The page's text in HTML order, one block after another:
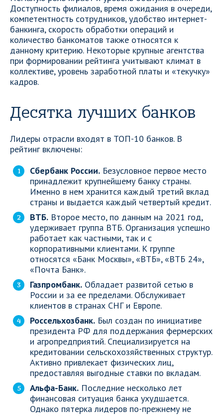
Доступность филиалов, время ожидания в очереди,
компетентность сотрудников, удобство интернет-
банкинга, скорость обработки операций и
количество банкоматов также относятся к
данному критерию. Некоторые крупные агентства
при формировании рейтинга учитывают климат в
коллективе, уровень заработной платы и «текучку»
кадров.
Десятка лучших банков
Лидеры отрасли входят в ТОП-10 банков. В
рейтинг включены:
Сбербанк России. Безусловное первое место
принадлежит крупнейшему банку страны.
Именно в нем хранится каждый третий вклад
страны и выдается каждый четвертый кредит.
ВТБ. Второе место, по данным на 2021 год,
удерживает группа ВТБ. Организация успешно
работает как частными, так и с
корпоративными клиентами. К группе
относятся «Банк Москвы», «ВТБ», «ВТБ 24»,
«Почта Банк».
Газпромбанк. Обладает развитой сетью в
России и за ее пределами. Обслуживает
клиентов в странах СНГ и Европе.
Россельхозбанк. Был создан по инициативе
президента РФ для поддержания фермерских
и агропредприятий. Специализируется на
кредитовании сельскохозяйственных структур.
Активно привлекает физических лиц,
предоставляя выгодные ставки по вкладам.
Альфа-Банк. Последние несколько лет
финансовая ситуация банка ухудшается.
Однако пятерка лидеров по-прежнему не